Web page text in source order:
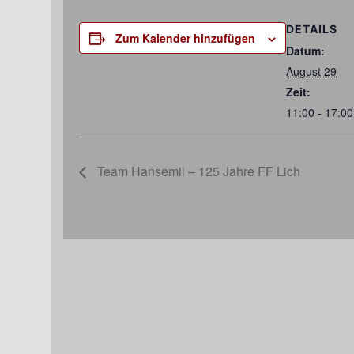
Zum Kalender hinzufügen
DETAILS
Datum:
August 29
Zeit:
11:00 - 17:00
Team Hansemil – 125 Jahre FF Lich